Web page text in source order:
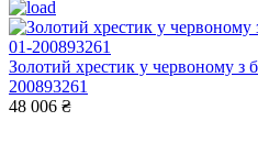
Золотий хрестик у червоному з
200893261
48 006 ₴